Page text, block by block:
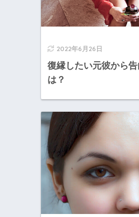
2022年6月26日
復縁したい元彼から
は？